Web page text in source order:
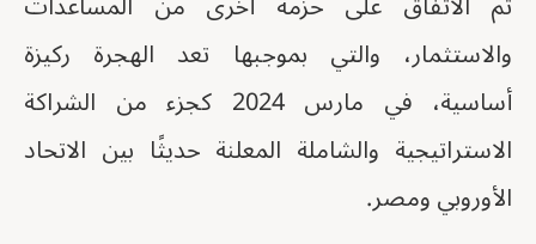
والاستثمار، والتي بموجبها تعد الهجرة ركيزة
أساسية، في مارس 2024 كجزء من الشراكة
الاستراتيجية والشاملة المعلنة حديثًا بين الاتحاد
الأوروبي ومصر.